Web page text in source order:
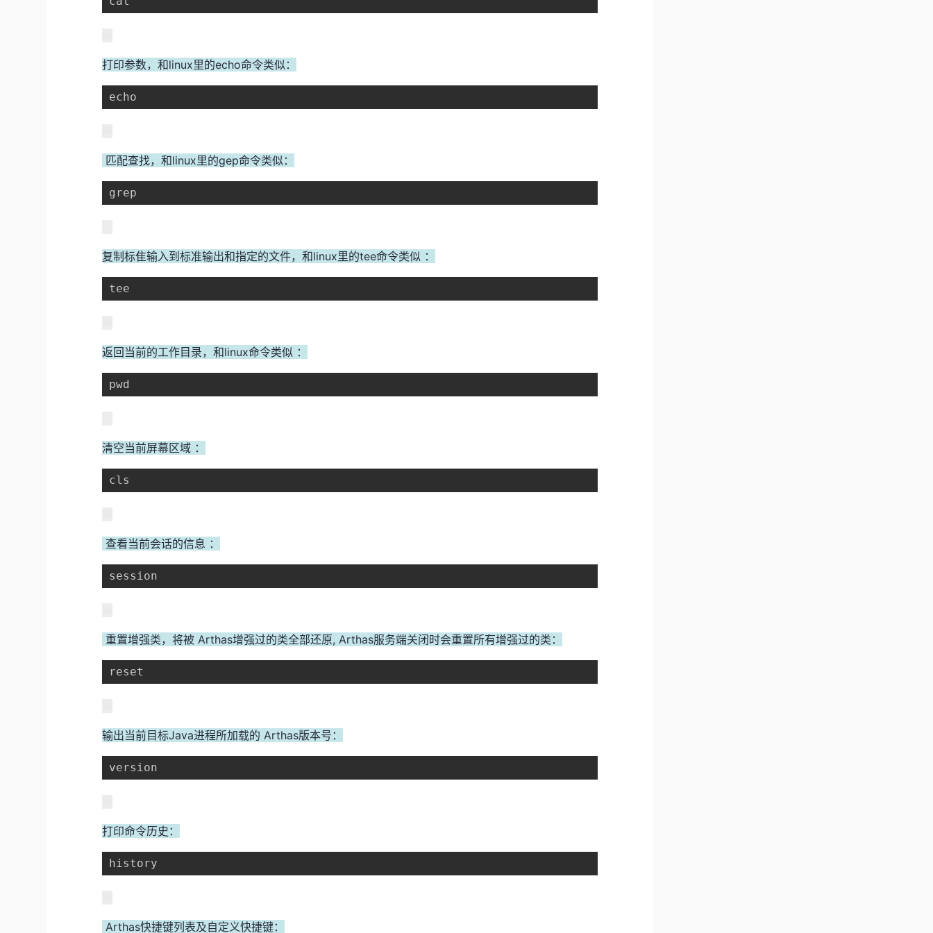
打印参数，和linux里的echo命令类似：
echo
匹配查找，和linux里的gep命令类似：
grep
复制标隹输入到标准输出和指定的文件，和linux里的tee命令类似 ：
tee
返回当前的工作目录，和linux命令类似 ：
pwd
清空当前屏幕区域 ：
cls
查看当前会话的信息 ：
session
重置增强类，将被 Arthas增强过的类全部还原, Arthas服务端关闭时会重置所有增强过的类：
reset
输出当前目标Java进程所加载的 Arthas版本号：
version
打印命令历史：
history
Arthas快捷键列表及自定义快捷键：